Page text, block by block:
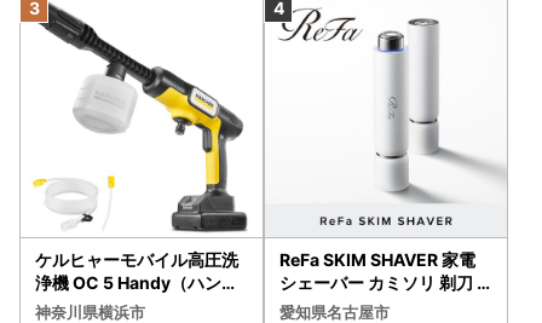
ケルヒャーモバイル高圧洗
浄機 OC 5 Handy（ハンデ
ィジェット） APV0006
神奈川県横浜市
ReFa SKIM SHAVER 家電
シェーバー カミソリ 剃刀
シェーバー
愛知県名古屋市